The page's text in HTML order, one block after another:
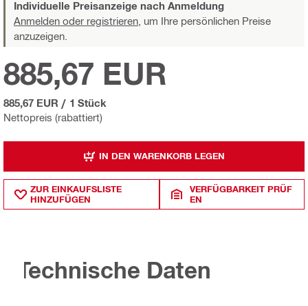
Individuelle Preisanzeige nach Anmeldung
Anmelden oder registrieren, um Ihre persönlichen Preise
anzuzeigen.
Nettopreis (rabattiert)
885,67 EUR
885,67 EUR / 1 Stück
IN DEN WARENKORB LEGEN
ZUR EINKAUFSLISTE
HINZUFÜGEN
VERFÜGBARKEIT PRÜF
EN
Technische Daten